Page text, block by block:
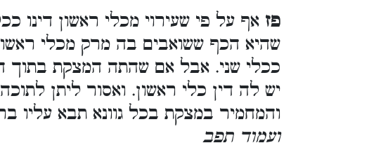
פז אף על פי שעירוי מכלי ראשון דינו
שהיא הכף ששואבים בה מרק מכלי
ככלי שני. אבל אם שהתה המצקת בתוך
יש לה דין כלי ראשון. ואסור ליתן
והמחמיר במצקת בכל גוונא תבא עליו
ועמוד תפב